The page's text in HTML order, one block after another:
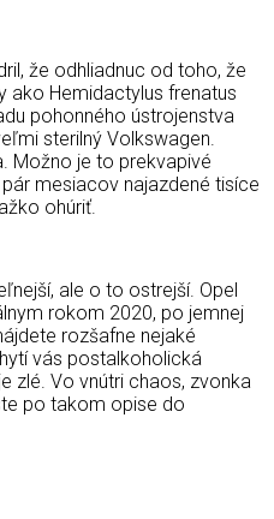
že odhliadnuc od toho, že
ako Hemidactylus frenatus
pohonného ústrojenstva
sterilný Volkswagen.
Možno je to prekvapivé
mesiacov najazdené tisíce
ohúriť.
ale o to ostrejší. Opel
rokom 2020, po jemnej
rozšafne nejaké
vás postalkoholická
zlé. Vo vnútri chaos, zvonka
po takom opise do